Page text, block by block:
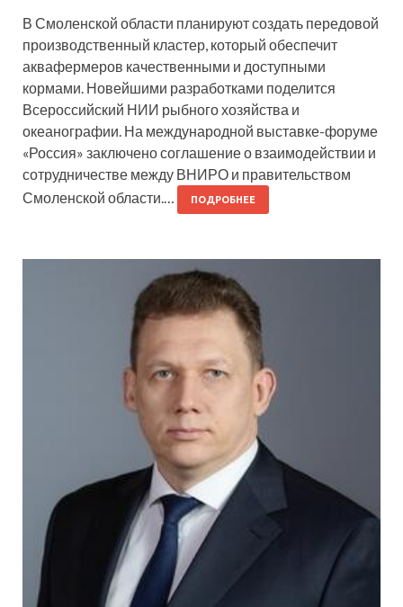
В Смоленской области планируют создать передовой
производственный кластер, который обеспечит
аквафермеров качественными и доступными
кормами. Новейшими разработками поделится
Всероссийский НИИ рыбного хозяйства и
океанографии. На международной выставке-форуме
«Россия» заключено соглашение о взаимодействии и
сотрудничестве между ВНИРО и правительством
Смоленской области.…
ПОДРОБНЕЕ